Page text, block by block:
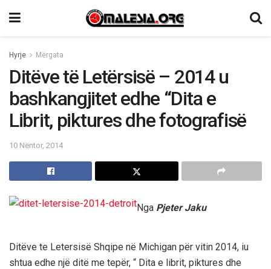
Hyrje Mërgata
Ditëve të Letërsisë – 2014 u
bashkangjitet edhe “Dita e
Librit, piktures dhe fotografisë
10 Nëntor, 2014
Nga Pjeter Jaku
Ditëve te Letersisë Shqipe në Michigan për vitin 2014, iu
shtua edhe një ditë me tepër, “ Dita e librit, piktures dhe